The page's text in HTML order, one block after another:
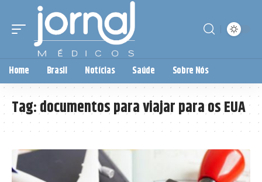
Home Brasil Notícias Saúde Sobre Nós
Tag:documentos para viajar para os EUA